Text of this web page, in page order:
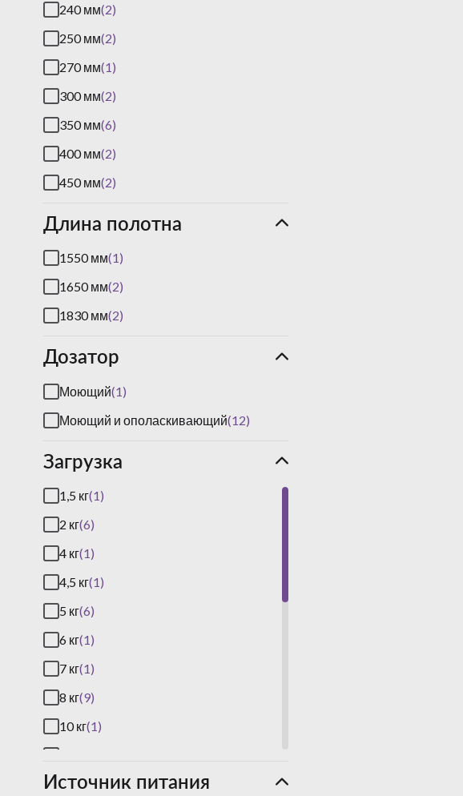
240 мм(2)
250 мм(2)
270 мм(1)
300 мм(2)
350 мм(6)
400 мм(2)
450 мм(2)
Длина полотна
1550 мм(1)
1650 мм(2)
1830 мм(2)
Дозатор
Моющий(1)
Моющий и ополаскивающий(12)
Загрузка
1,5 кг(1)
2 кг(6)
4 кг(1)
4,5 кг(1)
5 кг(6)
6 кг(1)
7 кг(1)
8 кг(9)
10 кг(1)
15 кг(1)
Источник питания